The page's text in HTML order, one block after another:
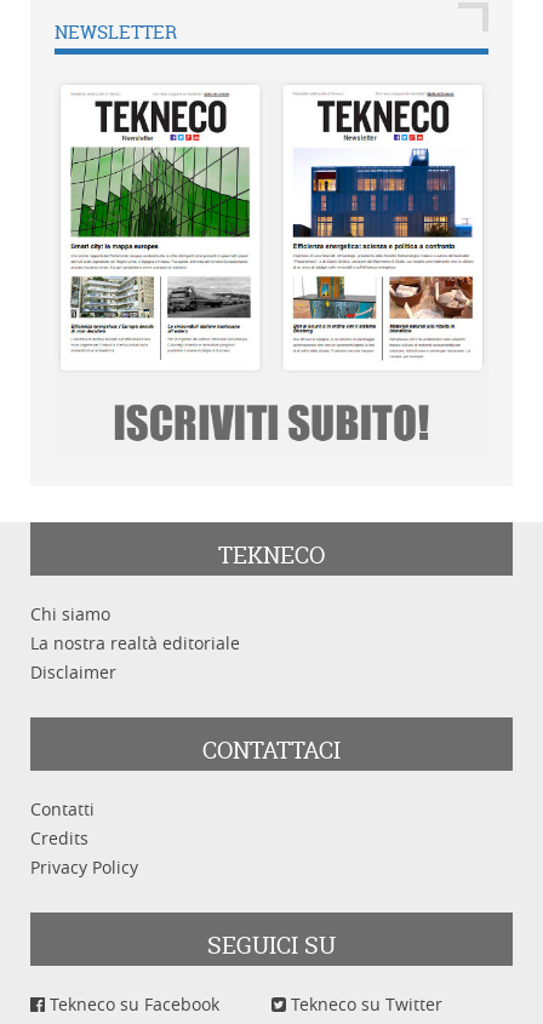
NEWSLETTER
TEKNECO
Chi siamo
La nostra realtà editoriale
Disclaimer
CONTATTACI
Contatti
Credits
Privacy Policy
SEGUICI SU
Tekneco su Facebook
Tekneco su Twitter